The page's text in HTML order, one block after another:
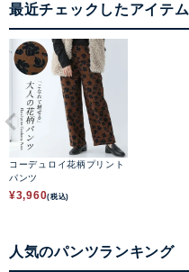
最近チェックしたアイテム
コーデュロイ花柄プリント
パンツ
¥3,960(税込)
人気のパンツランキング